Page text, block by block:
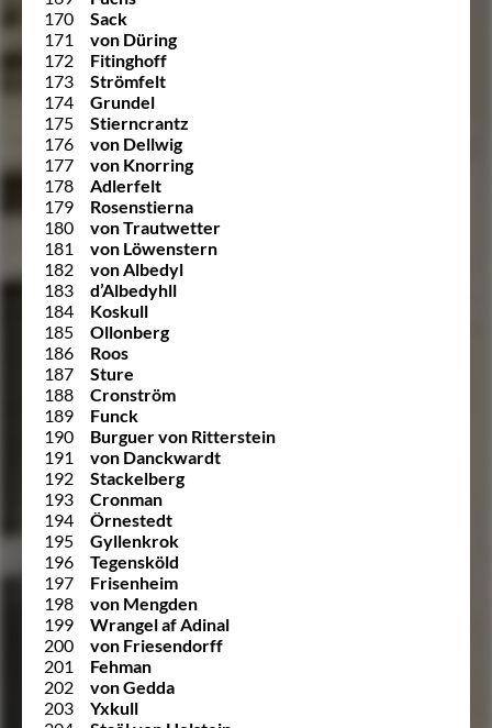
170
Sack
171
von Düring
172
Fitinghoff
173
Strömfelt
174
Grundel
175
Stierncrantz
176
von Dellwig
177
von Knorring
178
Adlerfelt
179
Rosenstierna
180
von Trautwetter
181
von Löwenstern
182
von Albedyl
183
d’Albedyhll
184
Koskull
185
Ollonberg
186
Roos
187
Sture
188
Cronström
189
Funck
190
Burguer von Ritterstein
191
von Danckwardt
192
Stackelberg
193
Cronman
194
Örnestedt
195
Gyllenkrok
196
Tegensköld
197
Frisenheim
198
von Mengden
199
Wrangel af Adinal
200
von Friesendorff
201
Fehman
202
von Gedda
203
Yxkull